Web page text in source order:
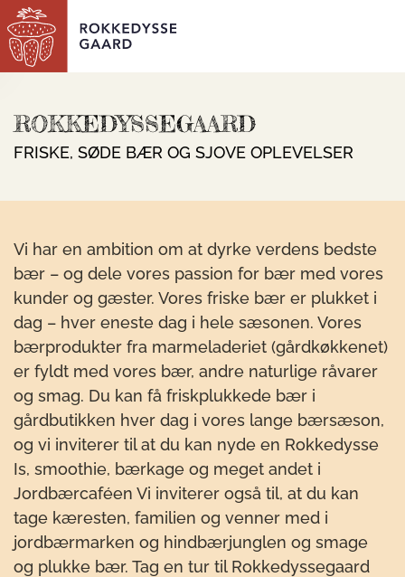
Skip to main content
ROKKEDYSSEGAARD
FRISKE, SØDE BÆR OG SJOVE OPLEVELSER
Vi har en ambition om at dyrke verdens bedste
bær – og dele vores passion for bær med vores
kunder og gæster. Vores friske bær er plukket i
dag – hver eneste dag i hele sæsonen. Vores
bærprodukter fra marmeladeriet (gårdkøkkenet)
er fyldt med vores bær, andre naturlige råvarer
og smag. Du kan få friskplukkede bær i
gårdbutikken hver dag i vores lange bærsæson,
og vi inviterer til at du kan nyde en Rokkedysse
Is, smoothie, bærkage og meget andet i
Jordbærcaféen Vi inviterer også til, at du kan
tage kæresten, familien og venner med i
jordbærmarken og hindbærjunglen og smage
og plukke bær. Tag en tur til Rokkedyssegaard